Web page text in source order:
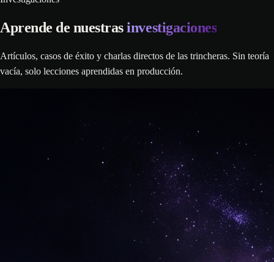
Aprende de nuestras investigaciones
Artículos, casos de éxito y charlas directos de las trincheras. Sin teoría
vacía, solo lecciones aprendidas en producción.